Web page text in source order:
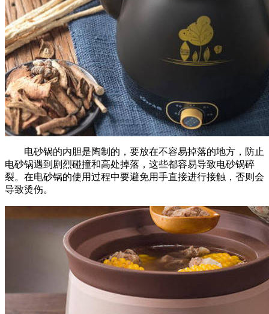
电砂锅的内胆是陶制的，要放在不容易掉落的地方，防止
电砂锅遇到剧烈碰撞和高处掉落，这些都容易导致电砂锅碎
裂。在电砂锅的使用过程中要避免用手直接进行接触，否则会
导致烫伤。